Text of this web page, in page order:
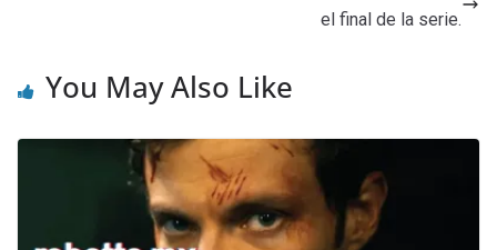
el final de la serie.
You May Also Like